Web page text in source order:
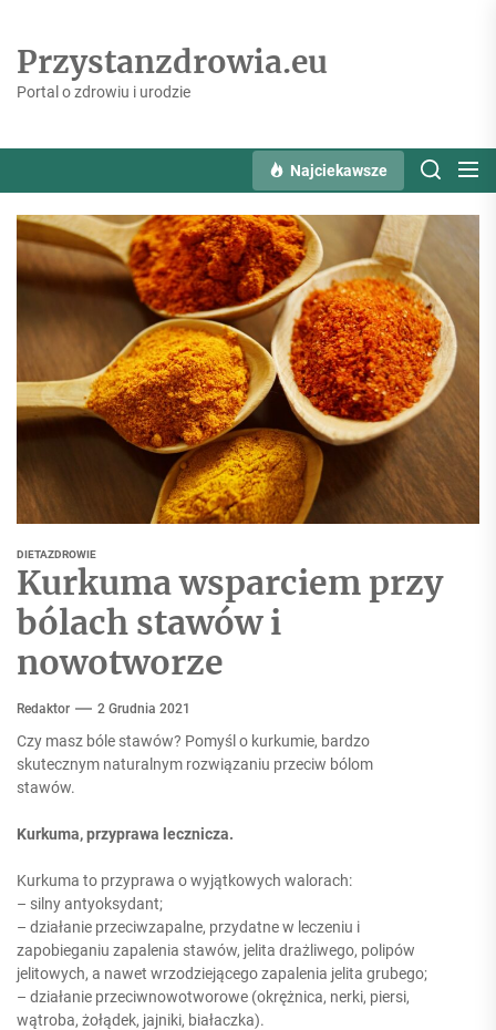
content
Przystanzdrowia.eu
Portal o zdrowiu i urodzie
Najciekawsze
DIETAZDROWIE
Kurkuma wsparciem przy
bólach stawów i
nowotworze
Redaktor 2 Grudnia 2021
Czy masz bóle stawów? Pomyśl o kurkumie, bardzo
skutecznym naturalnym rozwiązaniu przeciw bólom
stawów.
Kurkuma, przyprawa lecznicza.
Kurkuma to przyprawa o wyjątkowych walorach:
– silny antyoksydant;
– działanie przeciwzapalne, przydatne w leczeniu i
zapobieganiu zapalenia stawów, jelita drażliwego, polipów
jelitowych, a nawet wrzodziejącego zapalenia jelita grubego;
– działanie przeciwnowotworowe (okrężnica, nerki, piersi,
wątroba, żołądek, jajniki, białaczka).